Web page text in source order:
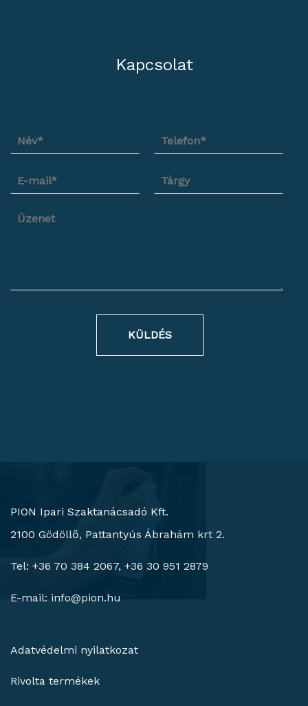
Kapcsolat
KÜLDÉS
PION Ipari Szaktanácsadó Kft.
2100 Gödöllő, Pattantyús Ábrahám krt 2.
Tel: +36 70 384 2067, +36 30 951 2879
E-mail: info@pion.hu
Adatvédelmi nyilatkozat
Rivolta termékek